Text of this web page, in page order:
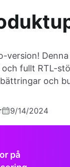
version!
fullt RTL-
och
9/14/2024
på